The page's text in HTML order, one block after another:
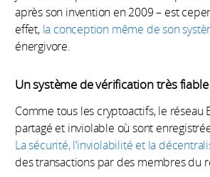
après son invention en 2009 – est
effet, la conception même de son
énergivore.
Un système de vérification très
Comme tous les cryptoactifs, le
partagé et inviolable où sont
La sécurité, l’inviolabilité et la
des transactions par des membres du